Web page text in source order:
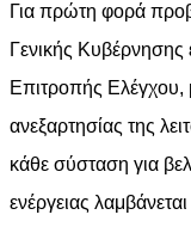
Για πρώτη φορά
Γενικής Κυβέρνησης
Επιτροπής Ελέγχου,
ανεξαρτησίας της
κάθε σύσταση για
ενέργειας